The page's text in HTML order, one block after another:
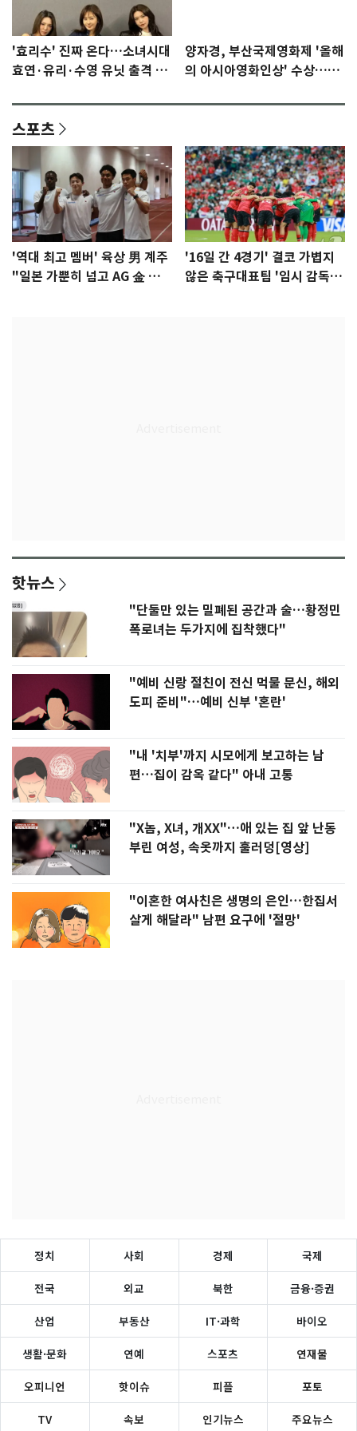
'효리수' 진짜 온다…소녀시대
효연·유리·수영 유닛 출격 [N
양자경, 부산국제영화제 '올해
의 아시아영화인상' 수상…15
스포츠
'역대 최고 멤버' 육상 男 계주
"일본 가뿐히 넘고 AG 金 따겠
'16일 간 4경기' 결코 가볍지
않은 축구대표팀 '임시 감독'
핫뉴스
"단둘만 있는 밀폐된 공간과 술…황정민
폭로녀는 두가지에 집착했다"
"예비 신랑 절친이 전신 먹물 문신, 해외
도피 준비"…예비 신부 '혼란'
"내 '치부'까지 시모에게 보고하는 남
편…집이 감옥 같다" 아내 고통
"X놈, X녀, 개XX"…애 있는 집 앞 난동
부린 여성, 속옷까지 훌러덩[영상]
"이혼한 여사친은 생명의 은인…한집서
살게 해달라" 남편 요구에 '절망'
정치 사회 경제 국제
전국 외교 북한 금융·증권
산업 부동산 IT·과학 바이오
생활·문화 연예 스포츠 연재물
오피니언 핫이슈 피플 포토
TV 속보 인기뉴스 주요뉴스